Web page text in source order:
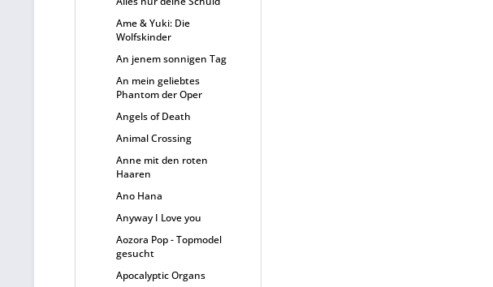
Ame & Yuki: Die
Wolfskinder
An jenem sonnigen Tag
An mein geliebtes
Phantom der Oper
Angels of Death
Animal Crossing
Anne mit den roten
Haaren
Ano Hana
Anyway I Love you
Aozora Pop - Topmodel
gesucht
Apocalyptic Organs